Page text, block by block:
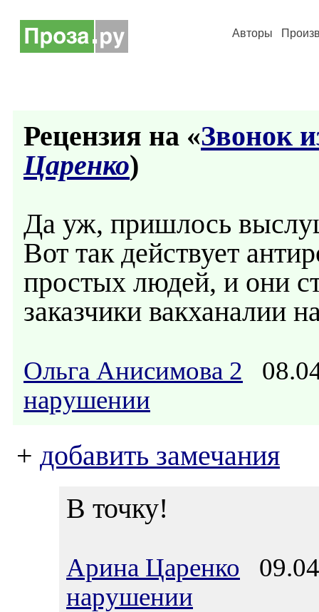
Авторы
Рецензия на «Звонок
Царенко)
Да уж, пришлось
Вот так действует
простых людей, и они
заказчики вакханалии
Ольга Анисимова 2
нарушении
+ добавить замечания
В точку!
Арина Царенко
нарушении